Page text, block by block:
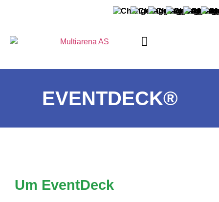
EVENTDECK®
Um EventDeck